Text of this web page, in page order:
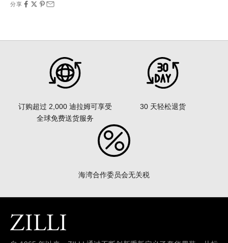
分享
订购超过 2,000 迪拉姆可享受
全球免费送货服务
30 天轻松退货
海湾合作委员会无关税